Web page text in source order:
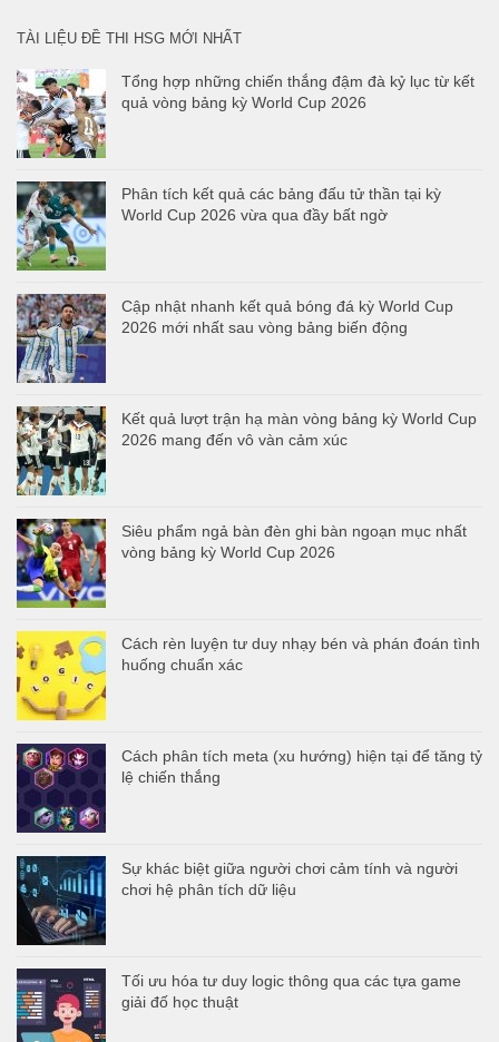
TÀI LIỆU ĐỀ THI HSG MỚI NHẤT
Tổng hợp những chiến thắng đậm đà kỷ lục từ kết
quả vòng bảng kỳ World Cup 2026
Phân tích kết quả các bảng đấu tử thần tại kỳ
World Cup 2026 vừa qua đầy bất ngờ
Cập nhật nhanh kết quả bóng đá kỳ World Cup
2026 mới nhất sau vòng bảng biến động
Kết quả lượt trận hạ màn vòng bảng kỳ World Cup
2026 mang đến vô vàn cảm xúc
Siêu phẩm ngả bàn đèn ghi bàn ngoạn mục nhất
vòng bảng kỳ World Cup 2026
Cách rèn luyện tư duy nhạy bén và phán đoán tình
huống chuẩn xác
Cách phân tích meta (xu hướng) hiện tại để tăng tỷ
lệ chiến thắng
Sự khác biệt giữa người chơi cảm tính và người
chơi hệ phân tích dữ liệu
Tối ưu hóa tư duy logic thông qua các tựa game
giải đố học thuật